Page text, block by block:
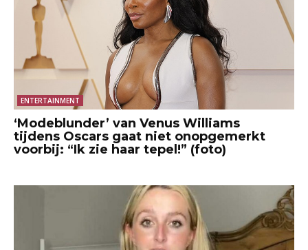
ENTERTAINMENT
‘Modeblunder’ van Venus Williams
tijdens Oscars gaat niet onopgemerkt
voorbij: “Ik zie haar tepel!” (foto)